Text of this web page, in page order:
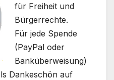
für Freiheit und
Bürgerrechte.
Für jede Spende
(PayPal oder
Banküberweisung)
Dankeschön auf